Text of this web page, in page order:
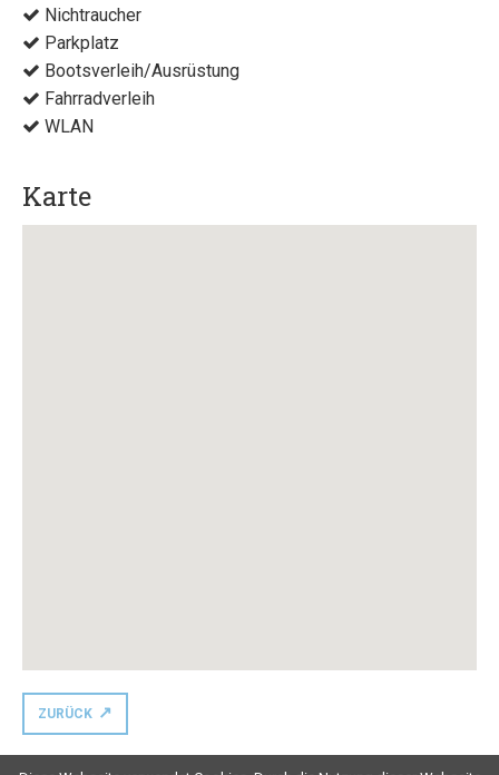
Nichtraucher
Parkplatz
Bootsverleih/Ausrüstung
Fahrradverleih
WLAN
Karte
ZURÜCK